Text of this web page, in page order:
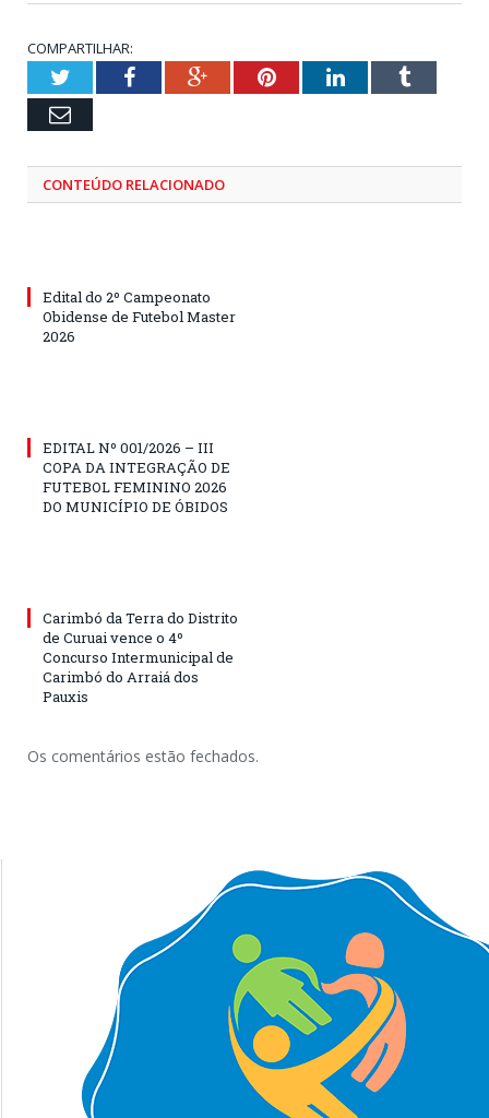
COMPARTILHAR:
TwitterFacebookGoogle+PinterestLinkedInTumblr
Email
CONTEÚDO RELACIONADO
Edital do 2º Campeonato
Obidense de Futebol Master
2026
EDITAL Nº 001/2026 – III
COPA DA INTEGRAÇÃO DE
FUTEBOL FEMININO 2026
DO MUNICÍPIO DE ÓBIDOS
Carimbó da Terra do Distrito
de Curuai vence o 4º
Concurso Intermunicipal de
Carimbó do Arraiá dos
Pauxis
Os comentários estão fechados.